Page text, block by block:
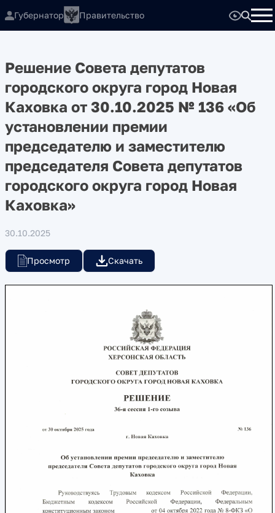
Губернатор Правительство
Решение Совета депутатов
городского округа город Новая
Каховка от 30.10.2025 № 136 «Об
установлении премии
председателю и заместителю
председателя Совета депутатов
городского округа город Новая
Каховка»
30.10.2025
Просмотр Скачать